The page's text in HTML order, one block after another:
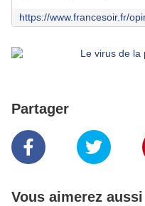
Partager
Vous aimerez aussi